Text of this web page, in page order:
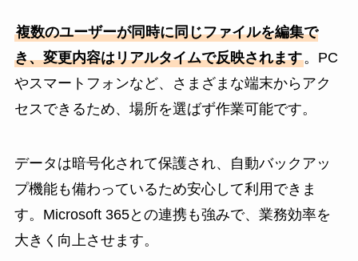
複数のユーザーが同時に同じファイルを編集で
き、変更内容はリアルタイムで反映されます。PC
やスマートフォンなど、さまざまな端末からアク
セスできるため、場所を選ばず作業可能です。
データは暗号化されて保護され、自動バックアッ
プ機能も備わっているため安心して利用できま
す。Microsoft 365との連携も強みで、業務効率を
大きく向上させます。